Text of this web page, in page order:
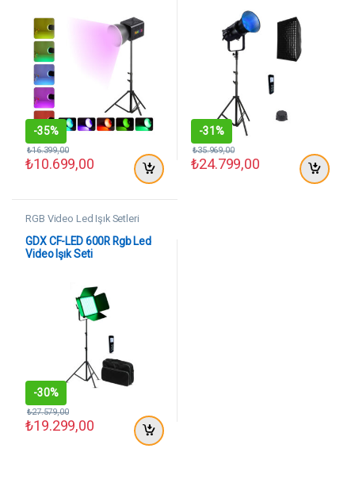
-35%
₺10.699,00
₺16.399,00
Kalın Işık Ayağı)
-31%
₺24.799,00
₺35.969,00
RGB Video Led Işık Setleri
GDX CF-LED 600R Rgb Led
Video Işık Seti
-30%
₺19.299,00
₺27.579,00